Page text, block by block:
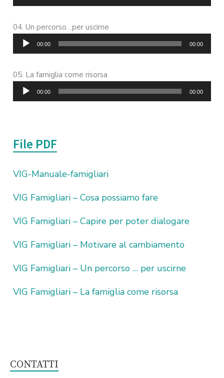
Un percorso…per uscirne
Player
00:00 00:00
La famiglia come risorsa
Player
00:00 00:00
File PDF
VIG-Manuale-famigliari
VIG Famigliari – Cosa possiamo fare
VIG Famigliari – Capire per poter dialogare
VIG Famigliari – Motivare al cambiamento
VIG Famigliari – Un percorso … per uscirne
VIG Famigliari – La famiglia come risorsa
CONTATTI